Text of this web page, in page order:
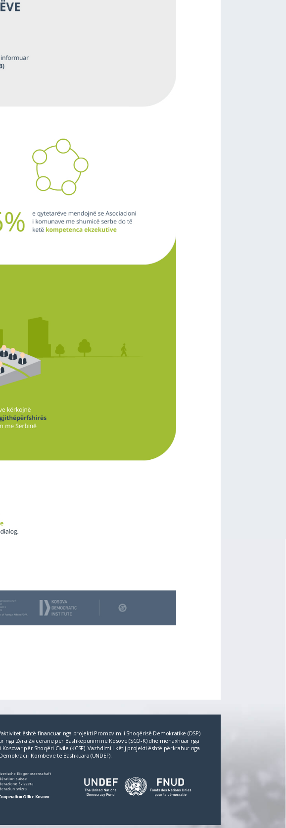
është financuar nga projekti Promovimi i Shoqërisë Demokratike (DSP)
nga Zyra Zvicerane për Bashkëpunim në Kosovë (SCO‐K) dhe menaxhuar nga
Kosovar për Shoqëri Civile (KCSF). Vazhdimi i këtij projekti është përkrahur nga
i Kombeve të Bashkuara (UNDEF).